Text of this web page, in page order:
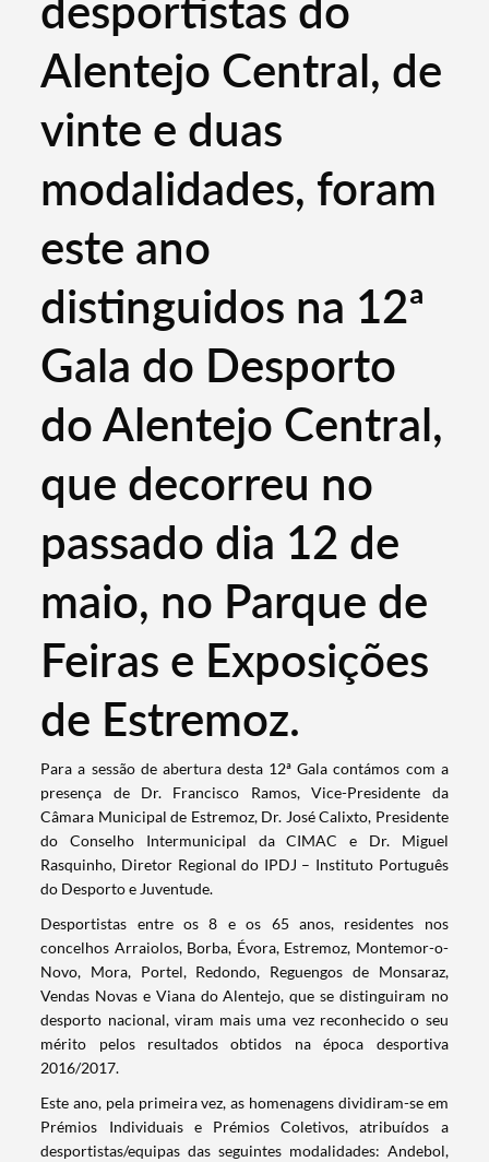
Termo de Pesquisa
desportistas do
Alentejo Central, de
vinte e duas
modalidades, foram
este ano
distinguidos na 12ª
Gala do Desporto
do Alentejo Central,
que decorreu no
passado dia 12 de
maio, no Parque de
Feiras e Exposições
de Estremoz.
​​​​​​​Para a sessão de abertura desta 12ª Gala contámos com a
presença de Dr. Francisco Ramos, Vice-Presidente da
Câmara Municipal de Estremoz, Dr. José Calixto, Presidente
do Conselho Intermunicipal da CIMAC e Dr. Miguel
Rasquinho, Diretor Regional do IPDJ – Instituto Português
do Desporto e Juventude.
Desportistas entre os 8 e os 65 anos, residentes nos
concelhos Arraiolos, Borba, Évora, Estremoz, Montemor-o-
Novo, Mora, Portel, Redondo, Reguengos de Monsaraz,
Vendas Novas e Viana do Alentejo, que se distinguiram no
desporto nacional, viram mais uma vez reconhecido o seu
mérito pelos resultados obtidos na época desportiva
2016/2017.
Este ano, pela primeira vez, as homenagens dividiram-se em
Prémios Individuais e Prémios Coletivos, atribuídos a
desportistas/equipas das seguintes modalidades: Andebol,